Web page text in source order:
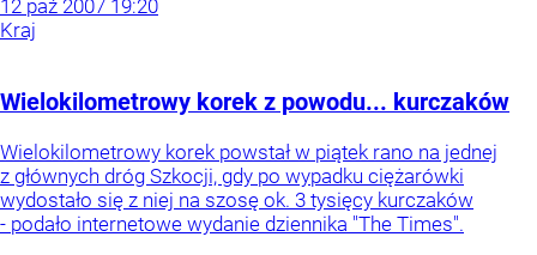
12 paź 2007 19:20
Kraj
Wielokilometrowy korek z powodu... kurczaków
Wielokilometrowy korek powstał w piątek rano na jednej
z głównych dróg Szkocji, gdy po wypadku ciężarówki
wydostało się z niej na szosę ok. 3 tysięcy kurczaków
- podało internetowe wydanie dziennika "The Times".